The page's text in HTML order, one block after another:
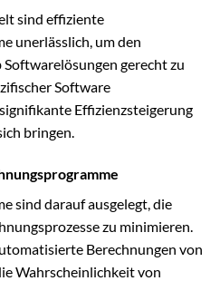
sind effiziente
unerlässlich, um den
gerecht zu
Software
Effizienzsteigerung
bringen.
sind darauf ausgelegt, die
zu minimieren.
Berechnungen von
Wahrscheinlichkeit von